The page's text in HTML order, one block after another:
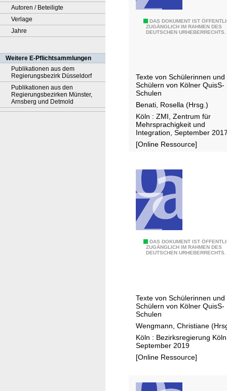
Autoren / Beteiligte
Verlage
Jahre
Weitere E-Pflichtsammlungen
Publikationen aus dem
Regierungsbezirk Düsseldorf
Publikationen aus den
Regierungsbezirken Münster,
Arnsberg und Detmold
DAS DOKUMENT IST
ZUGÄNGLICH IM RAHMEN DES
DEUTSCHEN URHEBERRECHTS.
n
e
r
L
e
s
e
z
r
t
Texte von Schülerinnen und
Schülern von Kölner QuisS-
Schulen
Benati, Rosella (Hrsg.)
Köln : ZMI, Zentrum für
Mehrsprachigkeit und
Integration, September
[Online Ressource]
DAS DOKUMENT IST
ZUGÄNGLICH IM RAHMEN DES
DEUTSCHEN URHEBERRECHTS.
n
e
r
L
e
s
k
Texte von Schülerinnen und
Schülern von Kölner QuisS-
Schulen
Wengmann, Christiane
Köln : Bezirksregierung
September 2019
[Online Ressource]